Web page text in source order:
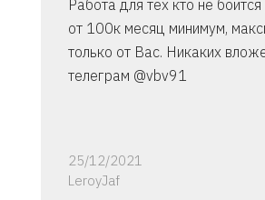
Работа для тех кто не
от 100к месяц минимум,
только от Вас. Никаких
телеграм @vbv91
25/12/2021
LeroyJaf